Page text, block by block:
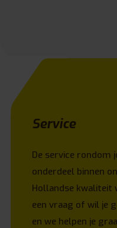
Service
De service rondom
onderdeel binnen
Hollandse kwaliteit
een vraag of wil je
en we helpen je